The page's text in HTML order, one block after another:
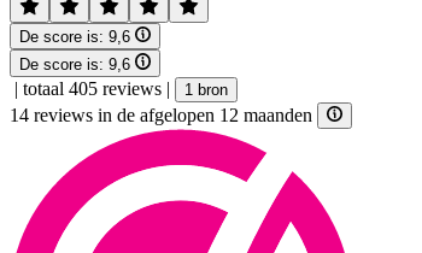
De score is: 9,6
De score is: 9,6
| totaal 405 reviews | 1 bron
14 reviews in de afgelopen 12 maanden